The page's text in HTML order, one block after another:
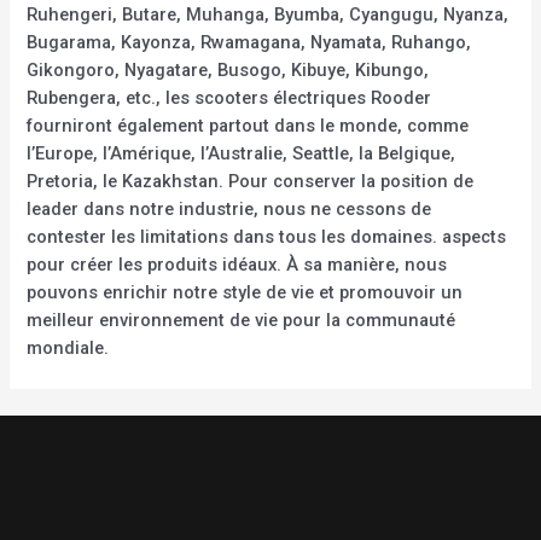
Ruhengeri, Butare, Muhanga, Byumba, Cyangugu, Nyanza,
Bugarama, Kayonza, Rwamagana, Nyamata, Ruhango,
Gikongoro, Nyagatare, Busogo, Kibuye, Kibungo,
Rubengera, etc., les scooters électriques Rooder
fourniront également partout dans le monde, comme
l’Europe, l’Amérique, l’Australie, Seattle, la Belgique,
Pretoria, le Kazakhstan. Pour conserver la position de
leader dans notre industrie, nous ne cessons de
contester les limitations dans tous les domaines. aspects
pour créer les produits idéaux. À sa manière, nous
pouvons enrichir notre style de vie et promouvoir un
meilleur environnement de vie pour la communauté
mondiale.